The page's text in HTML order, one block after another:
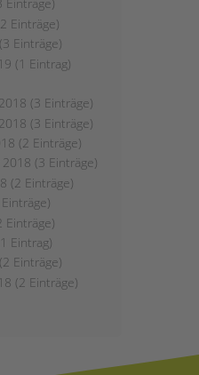
Einträge)
Einträge)
Einträge)
(1 Eintrag)
(3 Einträge)
(3 Einträge)
(2 Einträge)
(3 Einträge)
(2 Einträge)
Einträge)
Eintrag)
Einträge)
(2 Einträge)